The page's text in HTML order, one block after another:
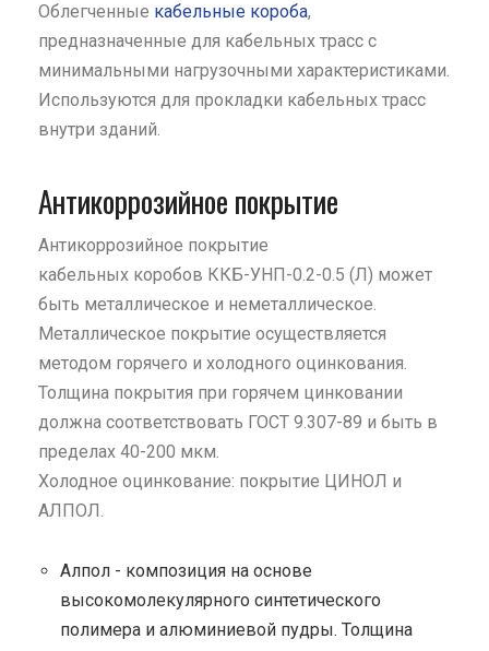
Облегченные кабельные короба,
предназначенные для кабельных трасс с
минимальными нагрузочными характеристиками.
Используются для прокладки кабельных трасс
внутри зданий.
Антикоррозийное покрытие
Антикоррозийное покрытие
кабельных коробов ККБ-УНП-0.2-0.5 (Л) может
быть металлическое и неметаллическое.
Металлическое покрытие осуществляется
методом горячего и холодного оцинкования.
Толщина покрытия при горячем цинковании
должна соответствовать ГОСТ 9.307-89 и быть в
пределах 40-200 мкм.
Холодное оцинкование: покрытие ЦИНОЛ и
АЛПОЛ.
Алпол - композиция на основе
высокомолекулярного синтетического
полимера и алюминиевой пудры. Толщина